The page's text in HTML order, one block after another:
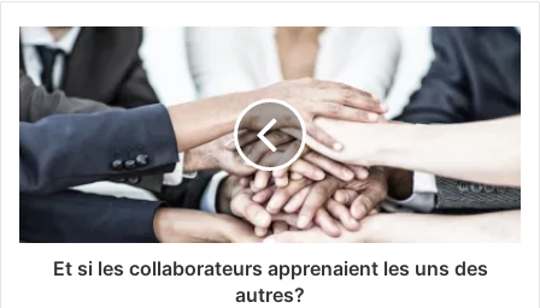
Et si les collaborateurs apprenaient les uns des
autres?